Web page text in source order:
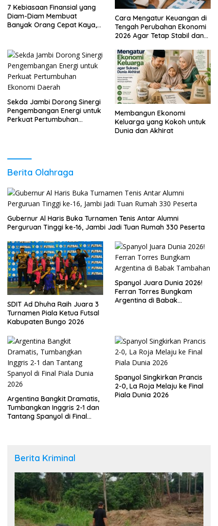
7 Kebiasaan Finansial yang
Diam-Diam Membuat
Banyak Orang Cepat Kaya,
Cara Mengatur Keuangan di
Tengah Perubahan Ekonomi
2026 Agar Tetap Stabil dan
Sekda Jambi Dorong Sinergi
Pengembangan Energi untuk
Perkuat Pertumbuhan
Membangun Ekonomi
Keluarga yang Kokoh untuk
Dunia dan Akhirat
Berita Olahraga
Gubernur Al Haris Buka Turnamen Tenis Antar Alumni
Perguruan Tinggi ke-16, Jambi Jadi Tuan Rumah 330 Peserta
SDIT Ad Dhuha Raih Juara 3
Turnamen Piala Ketua Futsal
Kabupaten Bungo 2026
Spanyol Juara Dunia 2026!
Ferran Torres Bungkam
Argentina di Babak
Argentina Bangkit Dramatis,
Tumbangkan Inggris 2-1 dan
Tantang Spanyol di Final
Spanyol Singkirkan Prancis
2-0, La Roja Melaju ke Final
Piala Dunia 2026
Berita Kriminal